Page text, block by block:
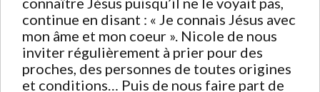
continue en disant : « Je connais Jésus avec
mon âme et mon coeur ». Nicole de nous
inviter régulièrement à prier pour des
proches, des personnes de toutes origines
et conditions… Puis de nous faire part de